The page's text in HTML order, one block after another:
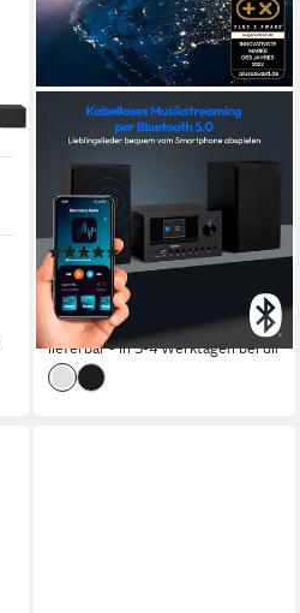
MEDION®
Audio-System Internet/DAB+
Micro-Audio-System
MEDION® LIFE® P85003
(MD85008) (15 W, A2DP
Bluetooth, Bluetooth,
P85003)
(15)
139,95 € UVP169,95 €
12,78 €mtl. in 12 Raten
-18%
lieferbar - in 3-4 Werktagen bei dir